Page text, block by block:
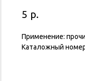
5 р.
Применение:
Каталожный